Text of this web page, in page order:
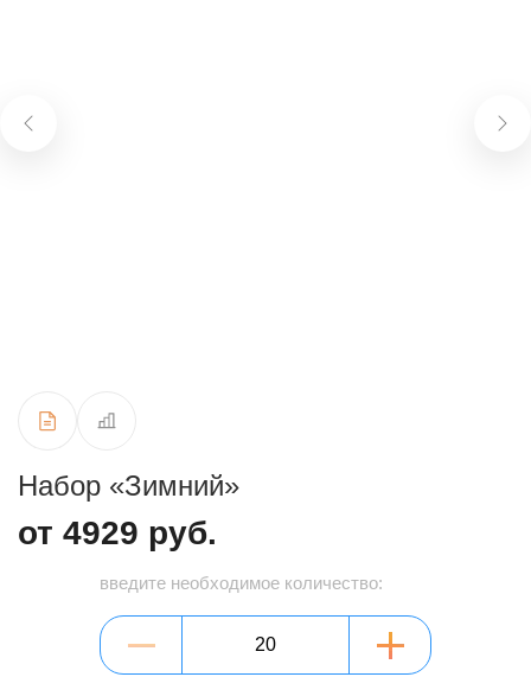
Набор «Зимний»
от 4929 руб.
введите необходимое количество: